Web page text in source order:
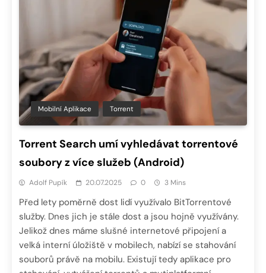
Mobilní Aplikace Torrent
Torrent Search umí vyhledávat torrentové
soubory z více služeb (Android)
Adolf Pupík 20.07.2025 0 3 Mins
Před lety poměrně dost lidí využívalo BitTorrentové
služby. Dnes jich je stále dost a jsou hojně využívány.
Jelikož dnes máme slušné internetové připojení a
velká interní úložiště v mobilech, nabízí se stahování
souborů právě na mobilu. Existují tedy aplikace pro